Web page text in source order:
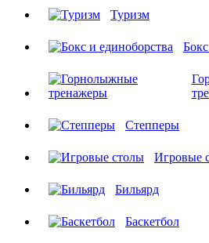
Туризм
Степперы
Игровые
Бильярд
Баскетбол